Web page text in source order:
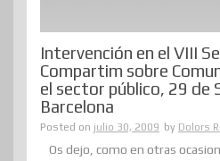
Intervención en el VIII
Compartim sobre
el sector público, 29 de
Barcelona
Posted on julio 30, 2009 by Dolors
Os dejo, como en otras